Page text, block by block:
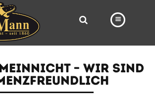
FILIALEN
BÄCKEREI
– WIR SIND